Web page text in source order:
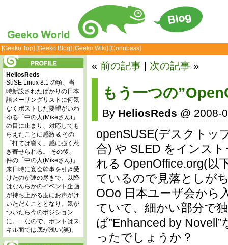
[Geeko Top] [Geeko Blog] [Geeko Wiki] [Connpass]
« 前の記事 次の記事 »
もう一つの
By HeliosReds @ 2008-
openSUSE(デスクトッ
合) や SLED をインス
れる OpenOffice.org(以
ているので見落としが
OOo 日本ユーザ会から
ていて、細かい部分で
ば”Enhanced by
ったでしょうか？
HeliosReds
SuSE Linux 8.1 の頃、当
時新設されたばかりの日本
語メーリングリストに何気
なくポストした要望がいわ
ゆる「中の人(Mikeさん)」
の目に止まり、対応しても
らえたことに感激 & その
「打てば響く」感に強く惹
き寄せられる。 その後、
件の「中の人(Mikeさん)」
来日時に宴会幹事を引き受
けたのが運の尽きで、以降
はなんらかのイベント企画
が持ち上がる度にお声がけ
いただくこととなり、気が
ついたら今のポジション
に。…なので、ホントはス
キル面では底が浅い(笑)。